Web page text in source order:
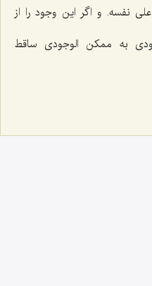
نفسه. و اگر این وجود را از
به ممكن الوجودى ساقط